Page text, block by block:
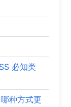
必知类
种方式更